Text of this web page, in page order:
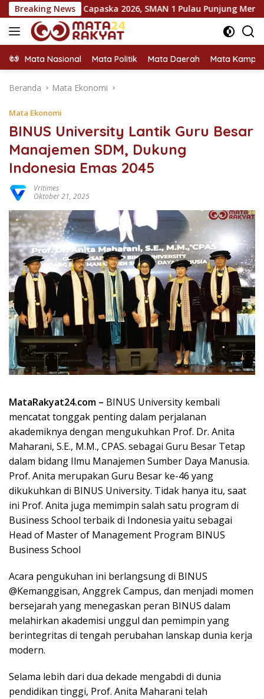
Langsung
ke
konten
Breaking News
Capaska 2026, SMAN 1 Pulau Punjung Mendominasi
Mata Nasional Mata Politik Mata Daerah Mata
Beranda Mata Ekonomi
Mata Ekonomi
BINUS University Lantik Guru Besar
Manajemen SDM, Dukung
Indonesia Emas 2045
Vritimes
Oktober 21, 2025
MataRakyat24.com – BINUS University kembali
mencatat tonggak penting dalam perjalanan
akademiknya dengan mengukuhkan Prof. Dr. Anita
Maharani, S.E., M.M., CPAS. sebagai Guru Besar Tetap
dalam bidang Ilmu Manajemen Sumber Daya Manusia.
Prof. Anita merupakan Guru Besar ke-46 yang
dikukuhkan di BINUS University. Tidak hanya itu, saat
ini Prof. Anita juga memimpin salah satu program di
Business School terbaik di Indonesia yaitu sebagai
Head of Master of Management Program BINUS
Business School
Acara pengukuhan ini berlangsung di BINUS
@Kemanggisan, Anggrek Campus, dan menjadi momen
bersejarah yang menegaskan peran BINUS dalam
melahirkan akademisi unggul dan pemimpin yang
berintegritas di tengah perubahan lanskap dunia kerja
modern.
Selama lebih dari dua dekade mengabdi di dunia
pendidikan tinggi, Prof. Anita Maharani telah